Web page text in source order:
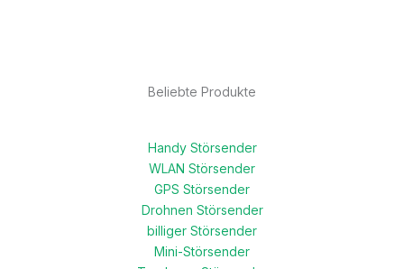
Beliebte Produkte
Handy Störsender
WLAN Störsender
GPS Störsender
Drohnen Störsender
billiger Störsender
Mini-Störsender